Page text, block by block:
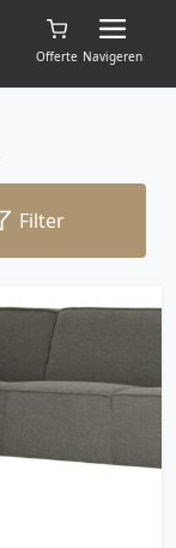
Offerte Navigeren
Filter